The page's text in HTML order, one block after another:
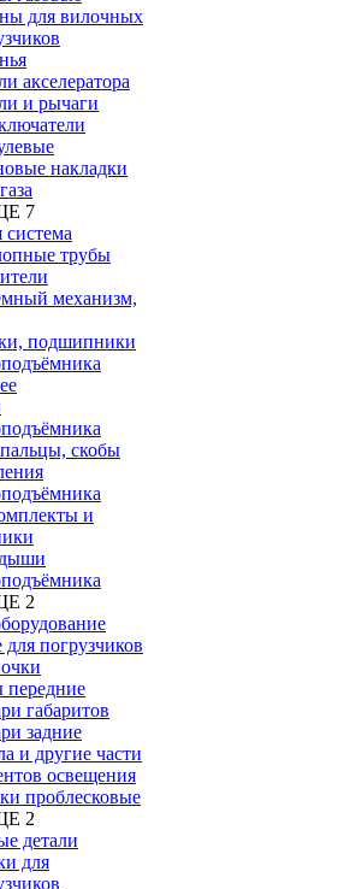
для вилочных
акселератора
и рычаги
накладки
7
трубы
механизм,
подшипники
скобы
и
2
погрузчиков
габаритов
задние
и другие части
освещения
проблесковые
2
детали
для